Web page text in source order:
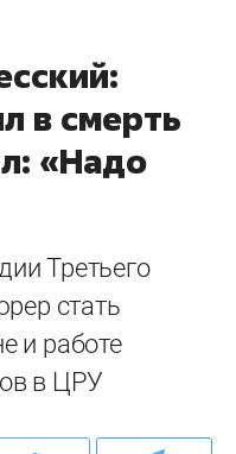
в смерть
«Надо
Третьего
стать
и работе
в ЦРУ